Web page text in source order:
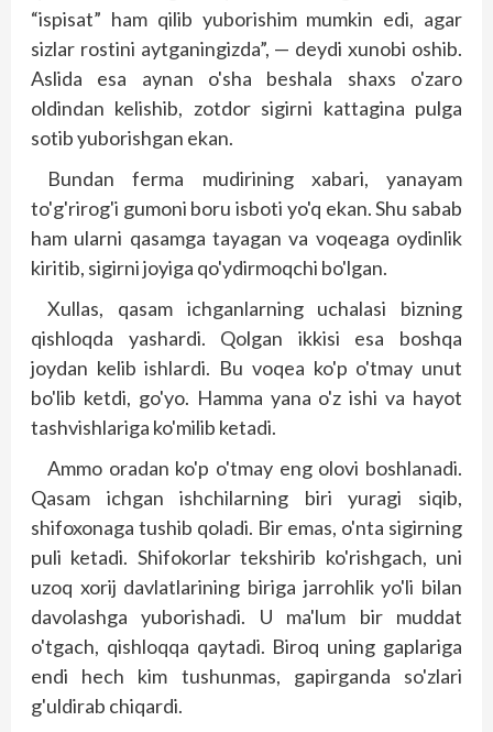
“ispisat” ham qilib yuborishim mumkin edi, agar
sizlar rostini aytganingizda”, — deydi xunobi oshib.
Aslida esa aynan o'sha beshala shaxs o'zaro
oldindan kelishib, zotdor sigirni kattagina pulga
sotib yuborishgan ekan.
Bundan ferma mudirining xabari, yanayam
to'g'rirog'i gumoni boru isboti yo'q ekan. Shu sabab
ham ularni qasamga tayagan va voqeaga oydinlik
kiritib, sigirni joyiga qo'ydirmoqchi bo'lgan.
Xullas, qasam ichganlarning uchalasi bizning
qishloqda yashardi. Qolgan ikkisi esa bosh­­qa
joydan kelib ishlardi. Bu voqea ko'p o'tmay unut
bo'lib ketdi, go'yo. Hamma yana o'z ishi va hayot
tashvishlariga ko'milib ketadi.
Ammo oradan ko'p o'tmay eng olovi boshlanadi.
Qasam ichgan ishchilarning biri yuragi siqib,
shifoxonaga tushib qoladi. Bir emas, o'nta sigirning
puli ketadi. Shifokorlar tekshirib ko'rishgach, uni
uzoq xorij davlatlarining biriga jarrohlik yo'li bilan
davolashga yuborishadi. U ma'lum bir muddat
o'tgach, qish­loqqa qaytadi. Biroq uning gaplariga
endi hech kim tushunmas, gapirganda so'zlari
g'uldirab chiqardi.